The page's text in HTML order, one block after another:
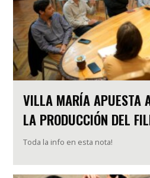
VILLA MARÍA APUESTA
LA PRODUCCIÓN DEL
Toda la info en esta nota!